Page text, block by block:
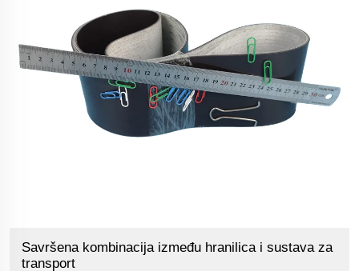
Savršena kombinacija između hranilica i sustava za
transport